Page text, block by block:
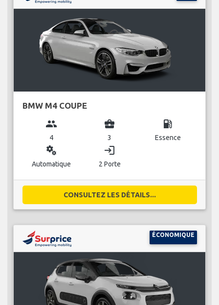
BMW M4 COUPE
group
4
business_center
3
local_gas_station
Essence
miscellaneous_services
Automatique
login
2 Porte
CONSULTEZ LES DÉTAILS...
ÉCONOMIQUE